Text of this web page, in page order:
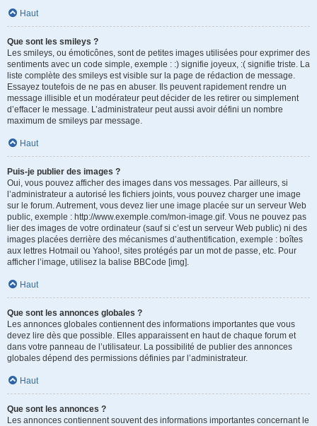
Haut
Que sont les smileys ?
Les smileys, ou émoticônes, sont de petites images utilisées pour exprimer des
sentiments avec un code simple, exemple : :) signifie joyeux, :( signifie triste. La
liste complète des smileys est visible sur la page de rédaction de message.
Essayez toutefois de ne pas en abuser. Ils peuvent rapidement rendre un
message illisible et un modérateur peut décider de les retirer ou simplement
d’effacer le message. L’administrateur peut aussi avoir défini un nombre
maximum de smileys par message.
Haut
Puis-je publier des images ?
Oui, vous pouvez afficher des images dans vos messages. Par ailleurs, si
l’administrateur a autorisé les fichiers joints, vous pouvez charger une image
sur le forum. Autrement, vous devez lier une image placée sur un serveur Web
public, exemple : http://www.exemple.com/mon-image.gif. Vous ne pouvez pas
lier des images de votre ordinateur (sauf si c’est un serveur Web public) ni des
images placées derrière des mécanismes d’authentification, exemple : boîtes
aux lettres Hotmail ou Yahoo!, sites protégés par un mot de passe, etc. Pour
afficher l’image, utilisez la balise BBCode [img].
Haut
Que sont les annonces globales ?
Les annonces globales contiennent des informations importantes que vous
devez lire dès que possible. Elles apparaissent en haut de chaque forum et
dans votre panneau de l’utilisateur. La possibilité de publier des annonces
globales dépend des permissions définies par l’administrateur.
Haut
Que sont les annonces ?
Les annonces contiennent souvent des informations importantes concernant le